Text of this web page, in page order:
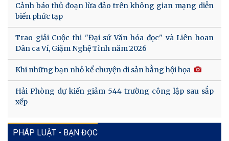
Cảnh báo thủ đoạn lừa đảo trên không gian mạng diễn
biến phức tạp
Trao giải Cuộc thi "Đại sứ Văn hóa đọc" và Liên hoan
Dân ca Ví, Giặm Nghệ Tĩnh năm 2026
Khi những bạn nhỏ kể chuyện di sản bằng hội họa
Hải Phòng dự kiến giảm 544 trường công lập sau sắp
xếp
PHÁP LUẬT - BẠN ĐỌC